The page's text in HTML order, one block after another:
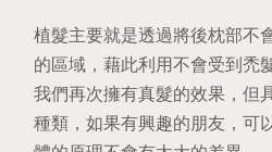
植髮主要就是透過將後枕部不
的區域，藉此利用不會受到禿
我們再次擁有真髮的效果，但
種類，如果有興趣的朋友，可